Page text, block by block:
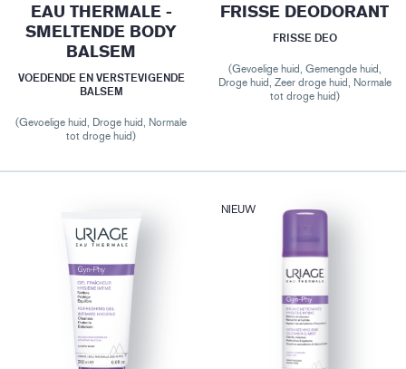
EAU THERMALE -
SMELTENDE BODY
BALSEM
VOEDENDE EN VERSTEVIGENDE
BALSEM
(Gevoelige huid, Droge huid, Normale
tot droge huid)
FRISSE DEODORANT
FRISSE DEO
(Gevoelige huid, Gemengde huid,
Droge huid, Zeer droge huid, Normale
tot droge huid)
NIEUW